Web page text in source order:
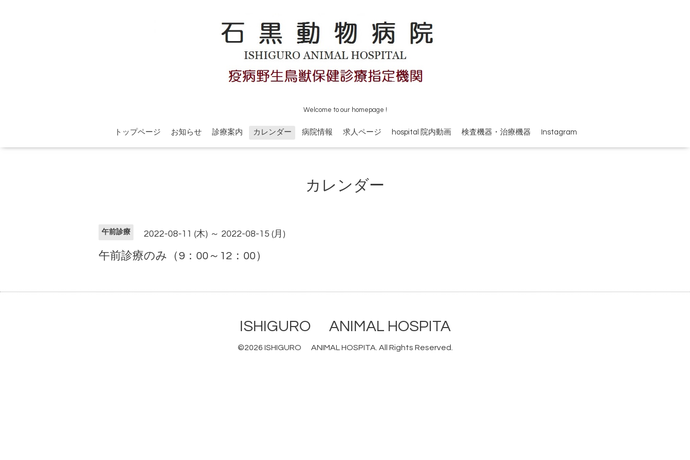
Welcome to our homepage !
トップページ お知らせ 診療案内 カレンダー 病院情報 求人ページ hospital 院内動画 検査機器・治療機器 Instagram
カレンダー
午前診療 2022-08-11 (木) ～ 2022-08-15 (月)
午前診療のみ（9：00～12：00）
ISHIGURO ANIMAL HOSPITA
©2026 ISHIGURO ANIMAL HOSPITA . All Rights Reserved.